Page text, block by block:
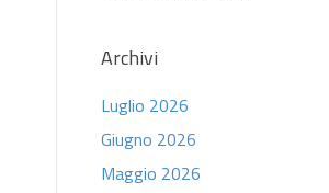
Archivi
Luglio 2026
Giugno 2026
Maggio 2026